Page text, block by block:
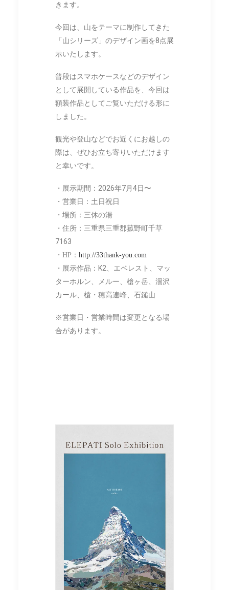
きます。
今回は、山をテーマに制作してきた
「山シリーズ」のデザイン画を8点展
示いたします。
普段はスマホケースなどのデザイン
として展開している作品を、今回は
額装作品としてご覧いただける形に
しました。
観光や登山などでお近くにお越しの
際は、ぜひお立ち寄りいただけます
と幸いです。
・展示期間：2026年7月4日〜
・営業日：土日祝日
・場所：三休の湯
・住所：三重県三重郡菰野町千草
7163
・HP： http://33thank-you.com
・展示作品：K2、エベレスト、マッ
ターホルン、メルー、槍ヶ岳、涸沢
カール、槍・穂高連峰、石鎚山
※営業日・営業時間は変更となる場
合があります。